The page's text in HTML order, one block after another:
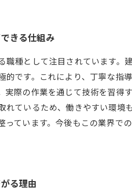
きる仕組み
種として注目されています
です。これにより、丁寧な指
際の作業を通じて技術を習得
ているため、働きやすい環
ています。今後もこの業界で
る理由